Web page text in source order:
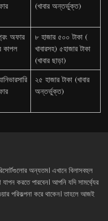
(খাবার অন্তর্ভুক্ত)
অফার
কাপল
৮ হাজার ৫০০ টাকা (
খাবারসহ) ৫হাজার টাকা
(খাবার ছাড়া)
২৫ হাজার টাকা (খাবার
অন্তর্ভুক্ত)
অন্যতম। এখানে বিলাসবহুল
করতে পারবেন। আপনি যদি সামর্থ্যের
পরিকল্পনা করে থাকেন। তাহলে আজই